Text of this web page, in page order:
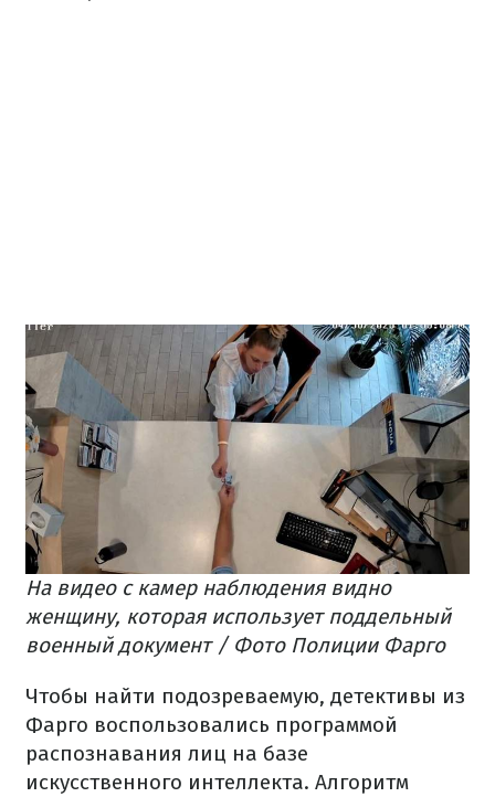
На видео с камер наблюдения видно
женщину, которая использует поддельный
военный документ / Фото Полиции Фарго
Чтобы найти подозреваемую, детективы из
Фарго воспользовались программой
распознавания лиц на базе
искусственного интеллекта. Алгоритм